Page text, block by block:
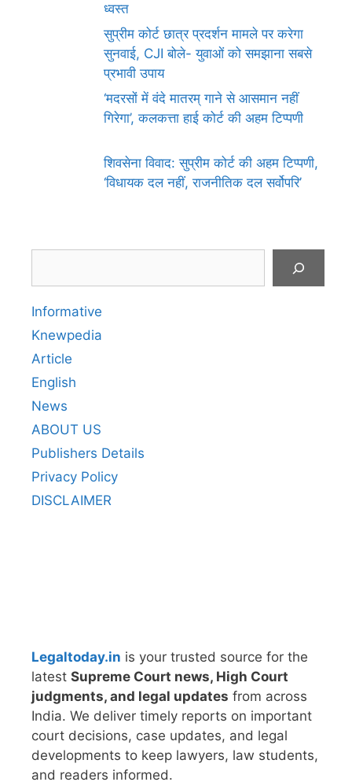
ध्वस्त
सुप्रीम कोर्ट छात्र प्रदर्शन मामले पर करेगा
सुनवाई, CJI बोले- युवाओं को समझाना सबसे
प्रभावी उपाय
‘मदरसों में वंदे मातरम् गाने से आसमान नहीं
गिरेगा’, कलकत्ता हाई कोर्ट की अहम टिप्पणी
शिवसेना विवाद: सुप्रीम कोर्ट की अहम टिप्पणी,
‘विधायक दल नहीं, राजनीतिक दल सर्वोपरि’
Informative
Knewpedia
Article
English
News
ABOUT US
Publishers Details
Privacy Policy
DISCLAIMER
Legaltoday.in is your trusted source for the
latest Supreme Court news, High Court
judgments, and legal updates from across
India. We deliver timely reports on important
court decisions, case updates, and legal
developments to keep lawyers, law students,
and readers informed.